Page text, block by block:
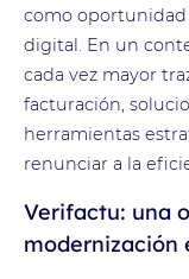
como
digital. En un
cada vez mayor
facturación,
herramientas
renunciar a la
Verifactu: una
modernización